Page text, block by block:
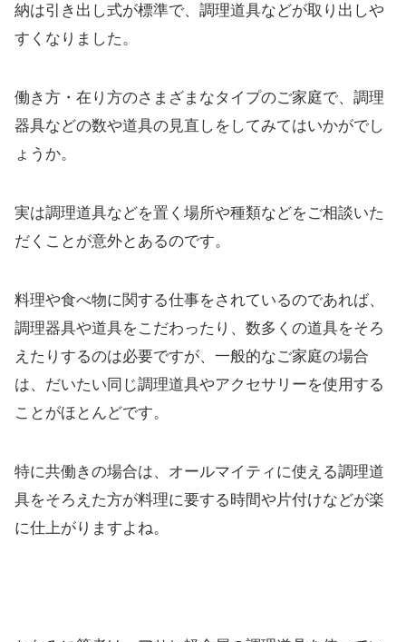
納は引き出し式が標準で、調理道具などが取り出しや
すくなりました。
働き方・在り方のさまざまなタイプのご家庭で、調理
器具などの数や道具の見直しをしてみてはいかがでし
ょうか。
実は調理道具などを置く場所や種類などをご相談いた
だくことが意外とあるのです。
料理や食べ物に関する仕事をされているのであれば、
調理器具や道具をこだわったり、数多くの道具をそろ
えたりするのは必要ですが、一般的なご家庭の場合
は、だいたい同じ調理道具やアクセサリーを使用する
ことがほとんどです。
特に共働きの場合は、オールマイティに使える調理道
具をそろえた方が料理に要する時間や片付けなどが楽
に仕上がりますよね。